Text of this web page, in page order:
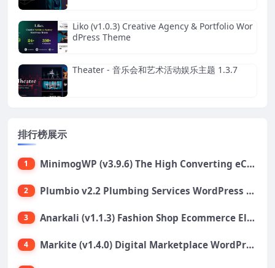
Liko (v1.0.3) Creative Agency & Portfolio Wor
dPress Theme
Theater - 音乐会和艺术活动娱乐主题 1.3.7
排行榜展示
1 MinimogWP (v3.9.6) The High Converting eCommerce WordPress Theme
2 Plumbio v2.2 Plumbing Services WordPress Theme
3 Anarkali (v1.1.3) Fashion Shop Ecommerce Elementor Theme
4 Markite (v1.4.0) Digital Marketplace WordPress Theme